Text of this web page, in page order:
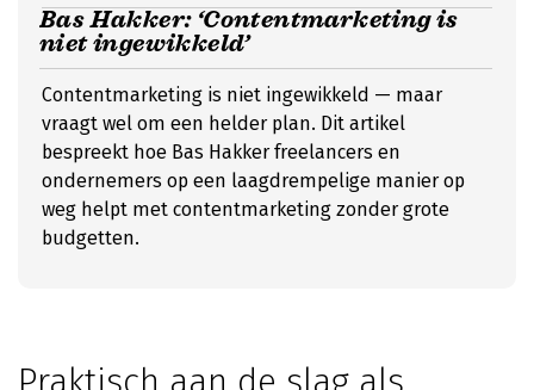
Bas Hakker: ‘Contentmarketing is
niet ingewikkeld’
Contentmarketing is niet ingewikkeld — maar
vraagt wel om een helder plan. Dit artikel
bespreekt hoe Bas Hakker freelancers en
ondernemers op een laagdrempelige manier op
weg helpt met contentmarketing zonder grote
budgetten.